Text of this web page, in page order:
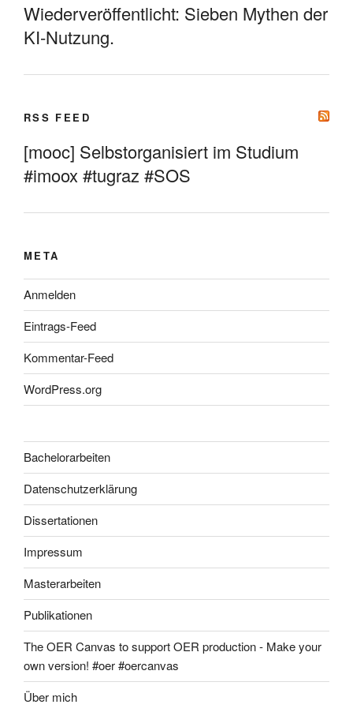
Wiederveröffentlicht: Sieben Mythen der
KI-Nutzung.
RSS FEED
[mooc] Selbstorganisiert im Studium
#imoox #tugraz #SOS
META
Anmelden
Eintrags-Feed
Kommentar-Feed
WordPress.org
Bachelorarbeiten
Datenschutzerklärung
Dissertationen
Impressum
Masterarbeiten
Publikationen
The OER Canvas to support OER production - Make your
own version! #oer #oercanvas
Über mich